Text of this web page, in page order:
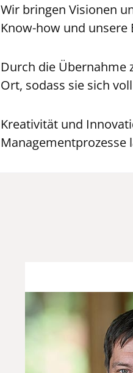
Wir bringen Visionen
Know-how und
Durch die Übernahme
Ort, sodass sie sich
Kreativität und
Managementprozesse